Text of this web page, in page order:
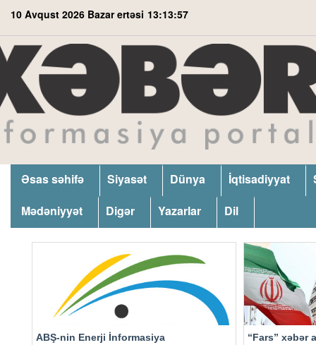
10 Avqust 2026 Bazar ertəsi 13:13:58
Əsas səhifə Siyasət Dünya İqtisadiyyat
Mədəniyyət
Digər Yazarlar Dil
ABŞ-nin Enerji İnformasiya
“Fars” xəbər